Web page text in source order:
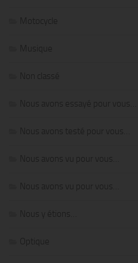
Motocycle
Musique
Non classé
Nous avons essayé pour vous…
Nous avons testé pour vous…
Nous avons vu pour vous…
Nous avons vu pour vous…
Nous y étions…
Optique